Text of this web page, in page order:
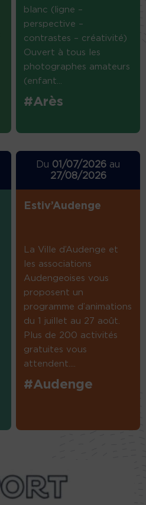
blanc (ligne –
perspective –
contrastes – créativité)
Ouvert à tous les
photographes amateurs
(enfant...
#Arès
Du 01/07/2026 au
27/08/2026
Estiv’Audenge
La Ville d’Audenge et
les associations
Audengeoises vous
proposent un
programme d’animations
du 1 juillet au 27 août.
Plus de 200 activités
gratuites vous
attendent....
#Audenge